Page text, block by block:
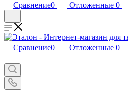
Сравнение0 Отложенные 0
Сравнение0 Отложенные 0